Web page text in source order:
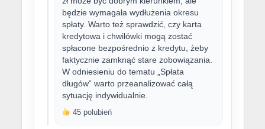
będzie wymagała wydłużenia okresu
spłaty. Warto też sprawdzić, czy karta
kredytowa i chwilówki mogą zostać
spłacone bezpośrednio z kredytu, żeby
faktycznie zamknąć stare zobowiązania.
W odniesieniu do tematu „Spłata
długów” warto przeanalizować całą
sytuację indywidualnie.
45 polubień